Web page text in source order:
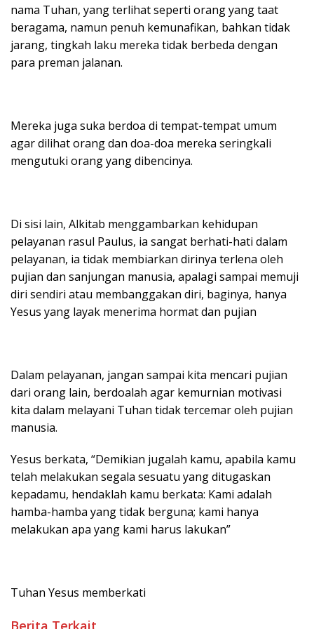
nama Tuhan, yang terlihat seperti orang yang taat
beragama, namun penuh kemunafikan, bahkan tidak
jarang, tingkah laku mereka tidak berbeda dengan
para preman jalanan.
Mereka juga suka berdoa di tempat-tempat umum
agar dilihat orang dan doa-doa mereka seringkali
mengutuki orang yang dibencinya.
Di sisi lain, Alkitab menggambarkan kehidupan
pelayanan rasul Paulus, ia sangat berhati-hati dalam
pelayanan, ia tidak membiarkan dirinya terlena oleh
pujian dan sanjungan manusia, apalagi sampai memuji
diri sendiri atau membanggakan diri, baginya, hanya
Yesus yang layak menerima hormat dan pujian
Dalam pelayanan, jangan sampai kita mencari pujian
dari orang lain, berdoalah agar kemurnian motivasi
kita dalam melayani Tuhan tidak tercemar oleh pujian
manusia.
Yesus berkata, “Demikian jugalah kamu, apabila kamu
telah melakukan segala sesuatu yang ditugaskan
kepadamu, hendaklah kamu berkata: Kami adalah
hamba-hamba yang tidak berguna; kami hanya
melakukan apa yang kami harus lakukan”
Tuhan Yesus memberkati
Berita Terkait